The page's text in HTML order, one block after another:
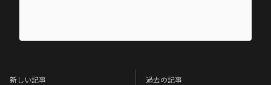
新しい記事 過去の記事